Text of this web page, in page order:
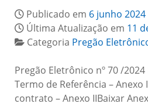
Publicado em 6 junho 2024
Última Atualização em 11
Categoria Pregão
Pregão Eletrônico nº 70 /
Termo de Referência – Anexo
contrato – Anexo IIBaixar